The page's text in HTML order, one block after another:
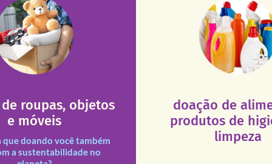
roupas, objetos
e móveis
que doando você também
a sustentabilidade no
doações recebidas são
e divididas entre nossas
assim como outras
necessitadas.
sexta, das 8h30 às 11h30 e
às 17h30 (sextas até às
16h30).
fale conosco
doação de
produtos de
limpeza
Esses tipos de produtos
necessários em nossas
que a excelência de nosso
atendimento seja sempre
Você pode doar esses
Aliança Liberal, 84 – Vila
De segunda a sábado,
fale conosco